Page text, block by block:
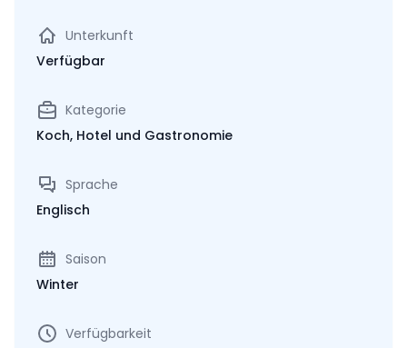
Unterkunft
Verfügbar
Kategorie
Koch, Hotel und Gastronomie
Sprache
Englisch
Saison
Winter
Verfügbarkeit